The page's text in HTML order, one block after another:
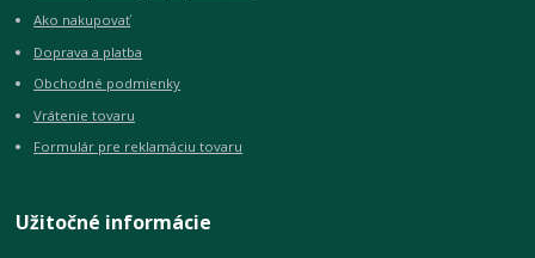
Ako nakupovať
Doprava a platba
Obchodné podmienky
Vrátenie tovaru
Formulár pre reklamáciu tovaru
Užitočné informácie